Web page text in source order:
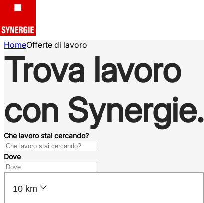
HomeOfferte di lavoro
Trova lavoro
con Synergie.
Che lavoro stai cercando?
Dove
10 km